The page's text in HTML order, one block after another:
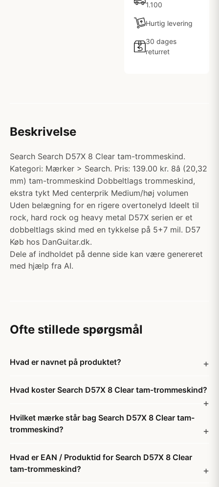
1.100
Hurtig levering
30 dages
returret
Beskrivelse
Search Search D57X 8 Clear tam-trommeskind.
Kategori: Mærker > Search. Pris: 139.00 kr. 8â (20,32
mm) tam-trommeskind Dobbeltlags trommeskind,
ekstra tykt Med centerprik Medium/høj volumen
Uden belægning for en rigere overtonelyd Ideelt til
rock, hard rock og heavy metal D57X serien er et
dobbeltlags skind med en tykkelse på 5+7 mil. D57
Køb hos DanGuitar.dk.
Dele af indholdet på denne side kan være genereret
med hjælp fra AI.
Ofte stillede spørgsmål
Hvad er navnet på produktet?
Hvad koster Search D57X 8 Clear tam-trommeskind?
Hvilket mærke står bag Search D57X 8 Clear tam-
trommeskind?
Hvad er EAN / Produktid for Search D57X 8 Clear
tam-trommeskind?